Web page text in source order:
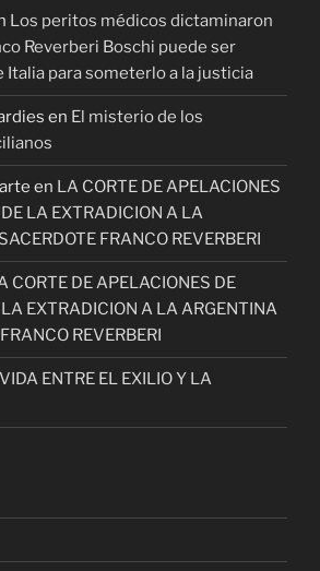
Los peritos médicos dictaminaron
Reverberi Boschi puede ser
para someterlo a la justicia
en El misterio de los
en LA CORTE DE APELACIONES
LA EXTRADICION A LA
FRANCO REVERBERI
CORTE DE APELACIONES DE
LA EXTRADICION A LA ARGENTINA
REVERBERI
ENTRE EL EXILIO Y LA